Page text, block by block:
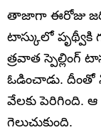
తాజాగా ఈరోజు
టాస్కులో పృథ్వీకి
త్రవాత స్పెల్లింగ్
ఓడించాడు. దీంతో
వేలకు పెరిగింది.
గెలుచుకుంది.